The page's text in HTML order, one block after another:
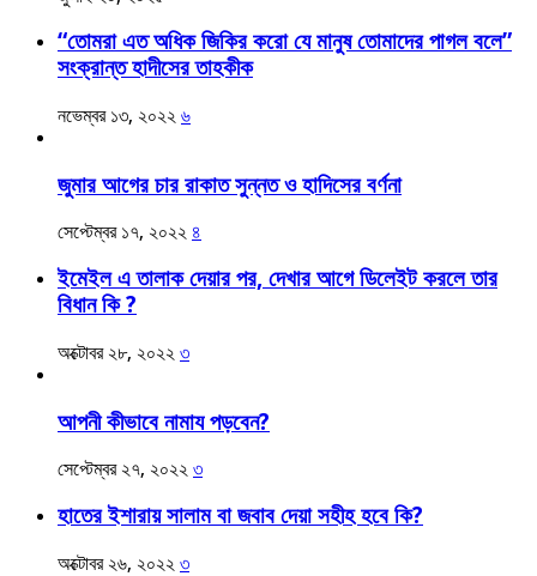
“তোমরা এত অধিক জিকির করো যে মানুষ তোমাদের পাগল বলে”
সংক্রান্ত হাদীসের তাহকীক
নভেম্বর ১৩, ২০২২ ৬
জুমার আগের চার রাকাত সুন্নত ও হাদিসের বর্ণনা
সেপ্টেম্বর ১৭, ২০২২ ৪
ইমেইল এ তালাক দেয়ার পর, দেখার আগে ডিলেইট করলে তার
বিধান কি ?
অক্টোবর ২৮, ২০২২ ৩
আপনী কীভাবে নামায পড়বেন?
সেপ্টেম্বর ২৭, ২০২২ ৩
হাতের ইশারায় সালাম বা জবাব দেয়া সহীহ হবে কি?
অক্টোবর ২৬, ২০২২ ৩